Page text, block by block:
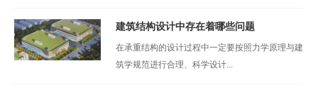
建筑结构设计中存在着哪些问题
在承重结构的设计过程中一定要按照力学原理与建
筑学规范进行合理、科学设计...